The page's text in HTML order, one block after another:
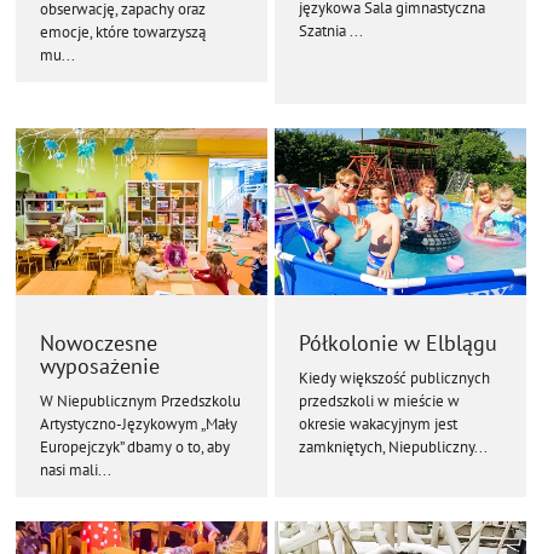
obserwację, zapachy oraz
emocje, które towarzyszą
mu...
językowa Sala gimnastyczna
Szatnia ...
Nowoczesne
wyposażenie
W Niepublicznym Przedszkolu
Artystyczno-Językowym „Mały
Europejczyk” dbamy o to, aby
nasi mali...
Półkolonie w Elblągu
Kiedy większość publicznych
przedszkoli w mieście w
okresie wakacyjnym jest
zamkniętych, Niepubliczny...